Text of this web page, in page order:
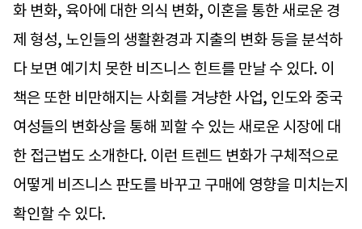
화 변화, 육아에 대한 의식 변화, 이혼을 통한 새로운 경
제 형성, 노인들의 생활환경과 지출의 변화 등을 분석하
다 보면 예기치 못한 비즈니스 힌트를 만날 수 있다. 이
책은 또한 비만해지는 사회를 겨냥한 사업, 인도와 중국
여성들의 변화상을 통해 꾀할 수 있는 새로운 시장에 대
한 접근법도 소개한다. 이런 트렌드 변화가 구체적으로
어떻게 비즈니스 판도를 바꾸고 구매에 영향을 미치는지
확인할 수 있다.